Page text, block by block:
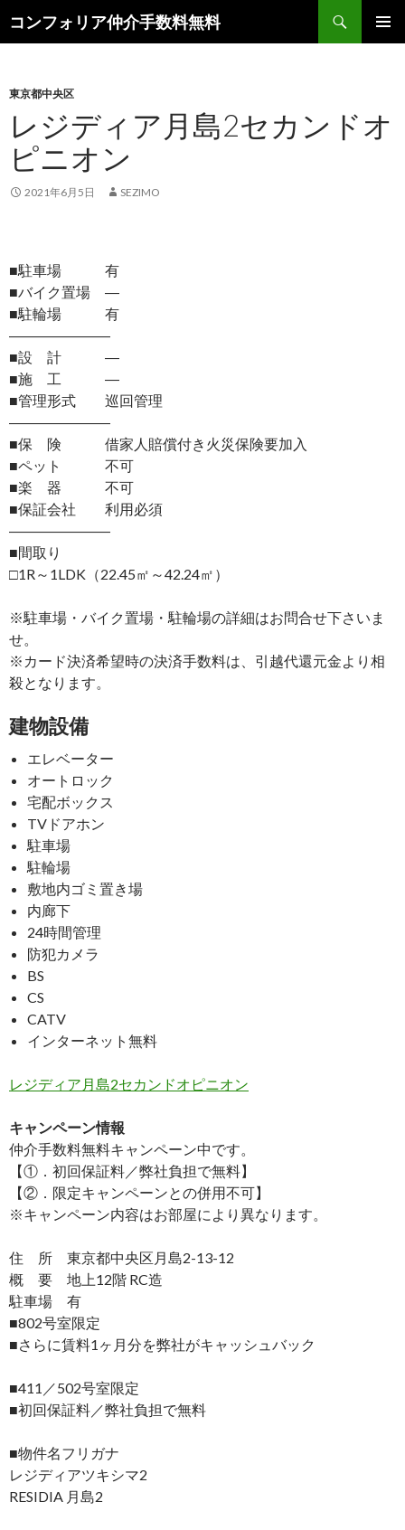
コンフォリア仲介手数料無料
索
ン
ツ
へ
ス
キ
ッ
東京都中央区
レジディア月島2セカンドオ
ピニオン
2021年6月5日 SEZIMO
■駐車場 有
■バイク置場 ―
■駐輪場 有
―――――――
■設 計 ―
■施 工 ―
■管理形式 巡回管理
―――――――
■保 険 借家人賠償付き火災保険要加入
■ペット 不可
■楽 器 不可
■保証会社 利用必須
―――――――
■間取り
□1R～1LDK（22.45㎡～42.24㎡）
※駐車場・バイク置場・駐輪場の詳細はお問合せ下さいま
せ。
※カード決済希望時の決済手数料は、引越代還元金より相
殺となります。
建物設備
エレベーター
オートロック
宅配ボックス
TVドアホン
駐車場
駐輪場
敷地内ゴミ置き場
内廊下
24時間管理
防犯カメラ
BS
CS
CATV
インターネット無料
レジディア月島2セカンドオピニオン
キャンペーン情報
仲介手数料無料キャンペーン中です。
【①．初回保証料／弊社負担で無料】
【②．限定キャンペーンとの併用不可】
※キャンペーン内容はお部屋により異なります。
住 所 東京都中央区月島2-13-12
概 要 地上12階 RC造
駐車場 有
■802号室限定
■さらに賃料1ヶ月分を弊社がキャッシュバック
■411／502号室限定
■初回保証料／弊社負担で無料
■物件名フリガナ
レジディアツキシマ2
RESIDIA 月島2